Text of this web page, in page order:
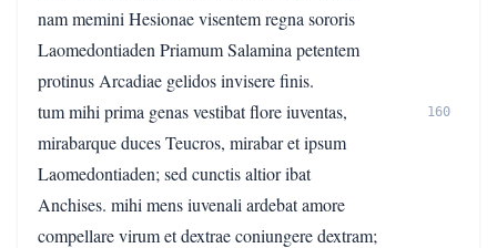
nam memini Hesionae visentem regna sororis
Laomedontiaden Priamum Salamina petentem
protinus Arcadiae gelidos invisere finis.
tum mihi prima genas vestibat flore iuventas,
160
mirabarque duces Teucros, mirabar et ipsum
Laomedontiaden; sed cunctis altior ibat
Anchises. mihi mens iuvenali ardebat amore
compellare virum et dextrae coniungere dextram;